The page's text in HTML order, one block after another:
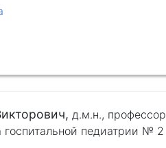
д.м.н., профессор
госпитальной педиатрии № 2